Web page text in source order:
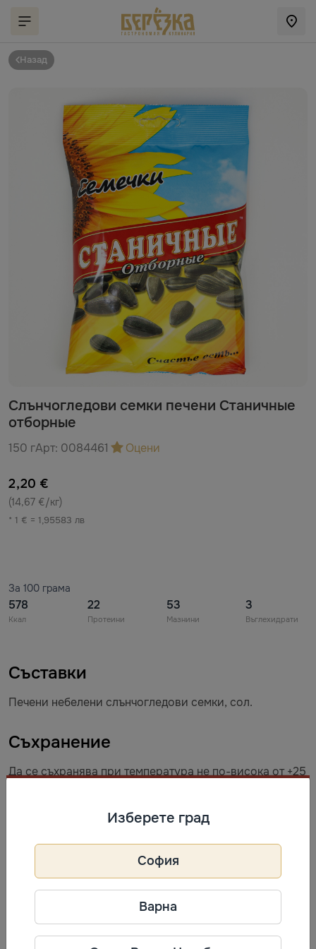
Назад
Слънчогледови семки печени Станичные
отборные
150 гАрт: 0084461 Оцени
2,20 €
(14,67 €/кг)
* 1 € = 1,95583 лв
За 100 грама
578
Ккал
22
Протеини
53
Мазнини
3
Въглехидрати
Съставки
Печени небелени слънчогледови семки, сол.
Съхранение
Да се съхранява при температура не по-висока от +25
Информация за производител
АгроСоюз
Телефон: +7 (4752) 77-90-20
Изберете град
София
Варна